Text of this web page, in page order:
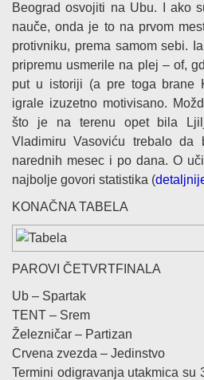
Beograd osvojiti na Ubu. I ako
nauče, onda je to na prvom
protivniku, prema samom sebi.
pripremu usmerile na plej – of,
put u istoriji (a pre toga brane
igrale izuzetno motivisano.
što je na terenu opet bila
Vladimiru Vasoviću trebalo
narednih mesec i po dana. O
najbolje govori statistika (
KONAČNA TABELA
PAROVI ČETVRTFINALA
Ub – Spartak
TENT – Srem
Železničar – Partizan
Crvena zvezda – Jedinstvo
Termini odigravanja utakmica su